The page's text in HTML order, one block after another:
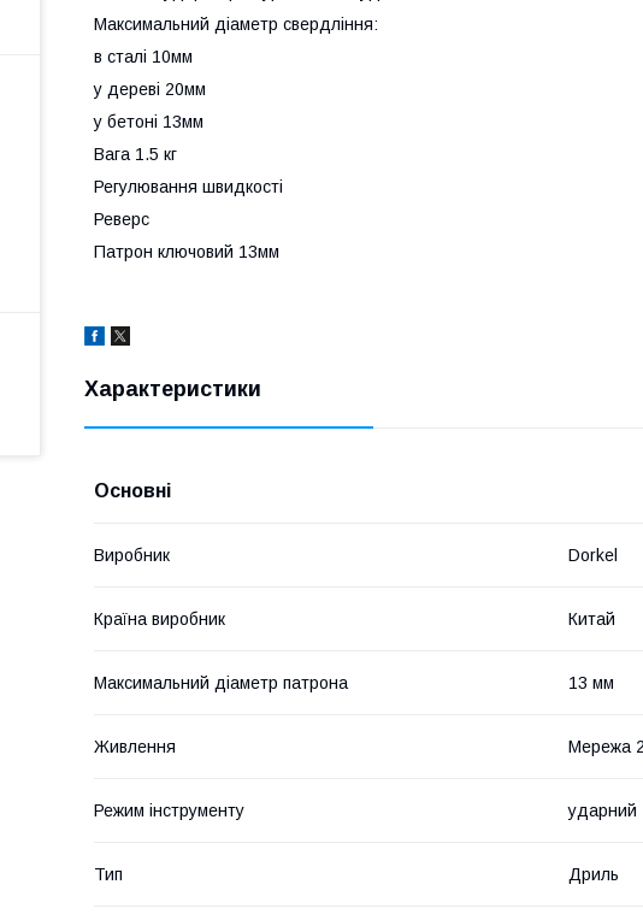
Максимальний діаметр свердління:
в сталі 10мм
у дереві 20мм
у бетоні 13мм
Вага 1.5 кг
Регулювання швидкості
Реверс
Патрон ключовий 13мм
Характеристики
Основні
Виробник Dorkel
Країна виробник Китай
Максимальний діаметр патрона 13 мм
Живлення Мережа
Режим інструменту ударний
Тип Дриль